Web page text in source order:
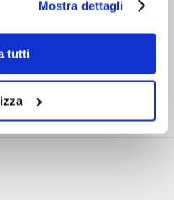
Mostra dettagli
tutti